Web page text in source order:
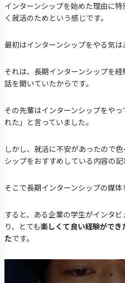
インターンシップを始めた理由に
く就活のためという感じです。
最初はインターンシップをやる気は
それは、長期インターンシップを
話を聞いていたからです。
その先輩はインターンシップをや
れた」と言っていました。
しかし、就活に不安があったので
シップをおすすめしている内容の記
そこで長期インターンシップの媒体
すると、ある企業の学生がインタ
り、とても楽しくて良い経験ができ
たです。